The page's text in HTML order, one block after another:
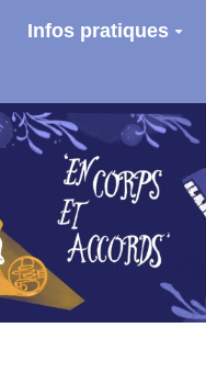
Infos pratiques